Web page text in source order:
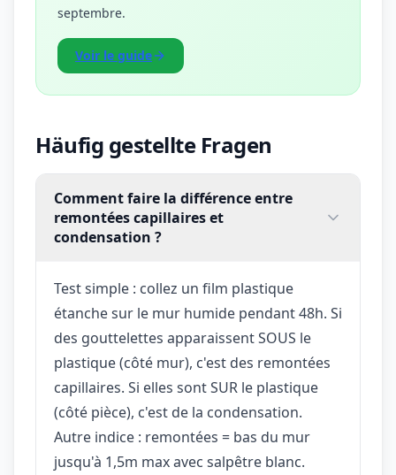
septembre.
Voir le guide
Häufig gestellte Fragen
Comment faire la différence entre
remontées capillaires et
condensation ?
Test simple : collez un film plastique
étanche sur le mur humide pendant 48h. Si
des gouttelettes apparaissent SOUS le
plastique (côté mur), c'est des remontées
capillaires. Si elles sont SUR le plastique
(côté pièce), c'est de la condensation.
Autre indice : remontées = bas du mur
jusqu'à 1,5m max avec salpêtre blanc.